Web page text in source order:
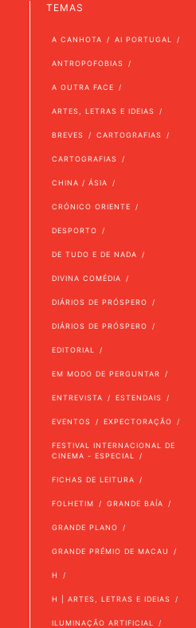
TEMAS
A CANHOTA AI PORTUGAL
ANTROPOFOBIAS
A OUTRA FACE
ARTES, LETRAS E IDEIAS
BREVES CARTOGRAFIAS
CARTOGRAFIAS
CHINA / ÁSIA
CRÓNICO ORIENTE
DESPORTO
DE TUDO E DE NADA
DIVINA COMÉDIA
DIÁRIOS DE PRÓSPERO
DIÁRIOS DE PRÓSPERO
EDITORIAL
EM MODO DE PERGUNTAR
ENTREVISTA ESTENDAIS
EVENTOS EXPECTORAÇÃO
FESTIVAL INTERNACIONAL DE
CINEMA - ESPECIAL
FICHAS DE LEITURA
FOLHETIM GRANDE BAÍA
GRANDE PLANO
GRANDE PRÉMIO DE MACAU
H
H | ARTES, LETRAS E IDEIAS
ILUMINAÇÃO ARTIFICIAL